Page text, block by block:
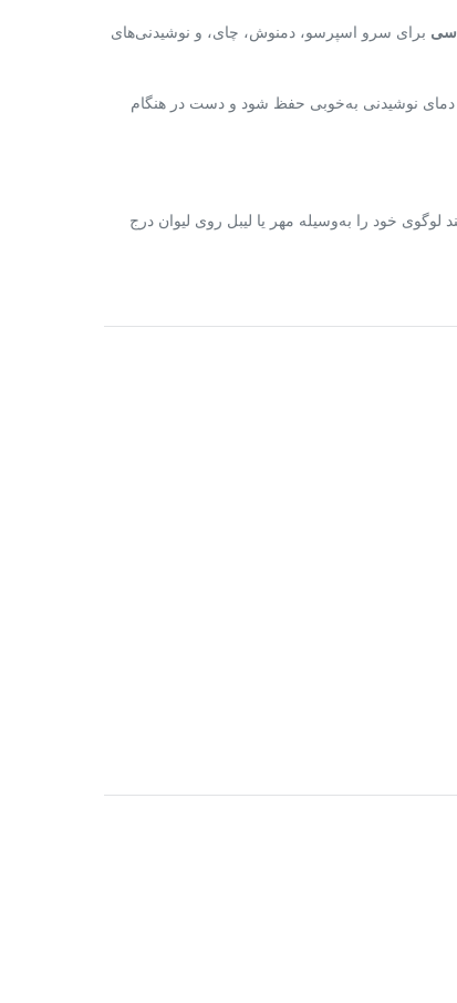
برای سرو اسپرسو، دمنوش، چای، و نوشیدنی‌های
دمای نوشیدنی به‌خوبی حفظ شود و دست در هنگام
خود را به‌وسیله مهر یا لیبل روی لیوان درج